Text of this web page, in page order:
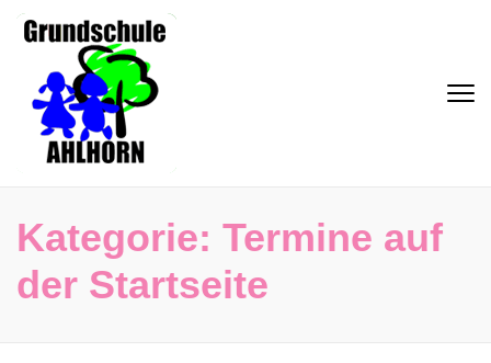
Zum
Inhalt
(Eingabetaste
drücken)
Grundschule Ahlhorn
Kategorie: Termine auf
der Startseite